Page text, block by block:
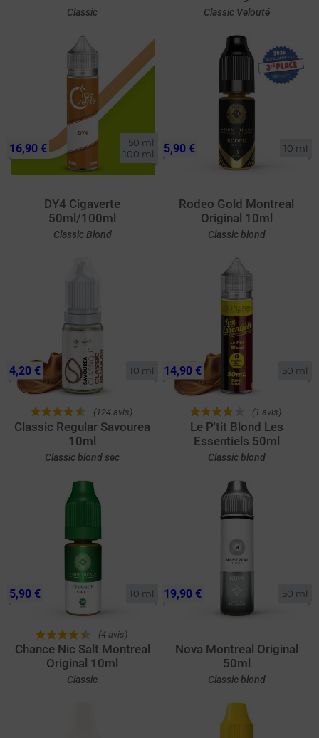
Classic Classic Velouté
50 ml
100 ml
DY4 Cigaverte
50ml/100ml
Classic Blond
16,90 € 10 ml
Rodeo Gold Montreal
Original 10ml
Classic blond
5,90 €
10 ml
(124 avis)
Classic Regular Savourea
10ml
Classic blond sec
4,20 € 50 ml
(1 avis)
Le P'tit Blond Les
Essentiels 50ml
Classic blond
14,90 €
10 ml
(4 avis)
Chance Nic Salt Montreal
Original 10ml
Classic
5,90 € 50 ml
Nova Montreal Original
50ml
Classic blond
19,90 €